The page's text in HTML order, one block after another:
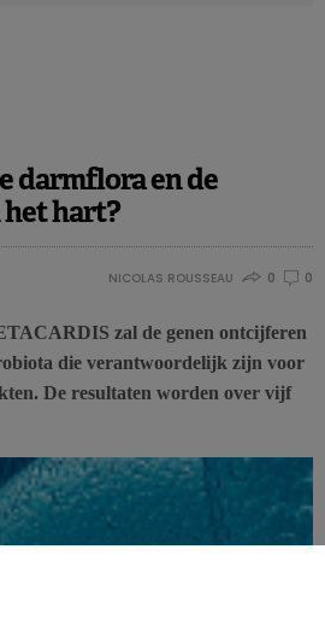
darmflora en de
hart?
NICOLAS ROUSSEAU 0 0
zal de genen ontcijferen
die verantwoordelijk zijn voor
De resultaten worden over vijf